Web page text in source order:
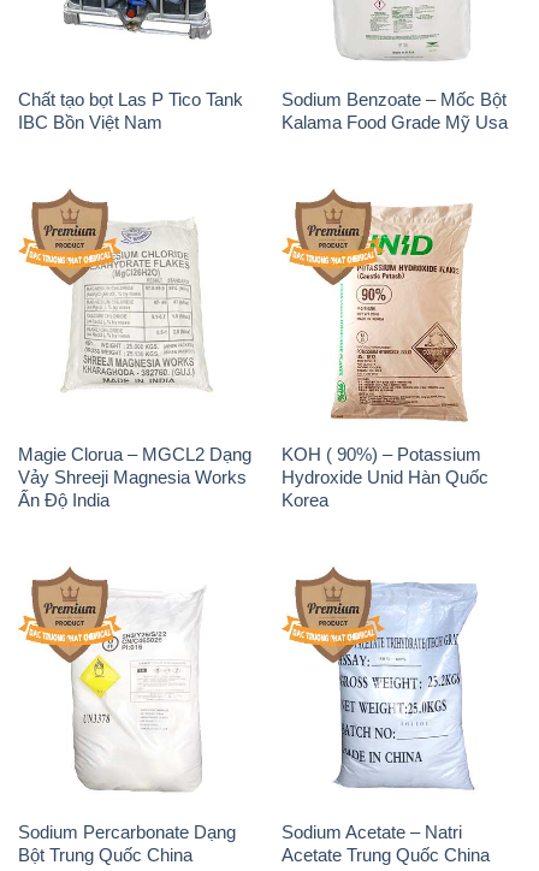
Magie Clorua – MGCL2 Dạng
Vảy Shreeji Magnesia Works
Ấn Độ India
KOH ( 90%) – Potassium
Hydroxide Unid Hàn Quốc
Sodium Percarbonate Dạng
Bột Trung Quốc China
Sodium Acetate – Natri
Acetate Trung Quốc China